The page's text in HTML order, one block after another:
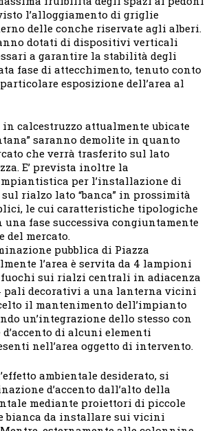
l’alloggiamento di griglie
delle conche riservate agli alberi.
dotati di dispositivi verticali
a garantire la stabilità degli
fase di attecchimento, tenuto conto
esposizione dell’area al
calcestruzzo attualmente ubicate
saranno demolite in quanto
che verrà trasferito sul lato
E’ prevista inoltre la
per l’installazione di
rialzo lato “banca” in prossimità
le cui caratteristiche tipologiche
una fase successiva congiuntamente
del mercato.
pubblica di Piazza
l’area è servita da 4 lampioni
sui rialzi centrali in adiacenza
pali decorativi a una lanterna vicini
il mantenimento dell’impianto
un’integrazione dello stesso con
di alcuni elementi
nell’area oggetto di intervento.
ambientale desiderato, si
d’accento dall’alto della
mediante proiettori di piccole
bianca da installare sui vicini